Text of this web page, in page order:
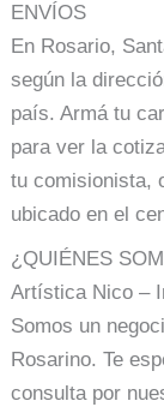
ENVÍOS
En Rosario,
según la
país. Armá tu
para ver la
tu comisionista,
ubicado en el
¿QUIÉNES
Artística Nico –
Somos un
Rosarino. Te
consulta por